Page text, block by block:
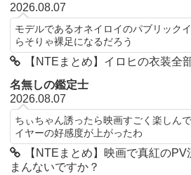
2026.08.07
モデルであるオネイロイのパブリック
らそりゃ裸足になるだろう
【NTEまとめ】イロヒの衣装全
名無しの鑑定士
2026.08.07
ちぃちゃん誘ったら映画すごく楽しん
イヤーの好感度が上がったわ
【NTEまとめ】映画で真紅の
まんないですか？